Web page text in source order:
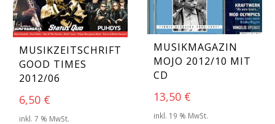
MUSIKZEITSCHRIFT
GOOD TIMES
2012/06
6,50 €
inkl. 7 % MwSt.
MUSIKMAGAZIN
MOJO 2012/10 MIT
CD
13,50 €
inkl. 19 % MwSt.